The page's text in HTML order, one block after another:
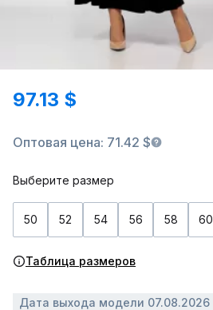
97.13 $
Оптовая цена: 71.42 $
Выберите размер
50 52 54 56 58 60
Таблица размеров
Дата выхода модели 07.08.2026